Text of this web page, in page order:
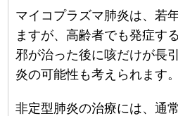
マイコプラズマ肺炎は、若
ますが、高齢者でも発症す
邪が治った後に咳だけが長
炎の可能性も考えられます。
非定型肺炎の治療には、通